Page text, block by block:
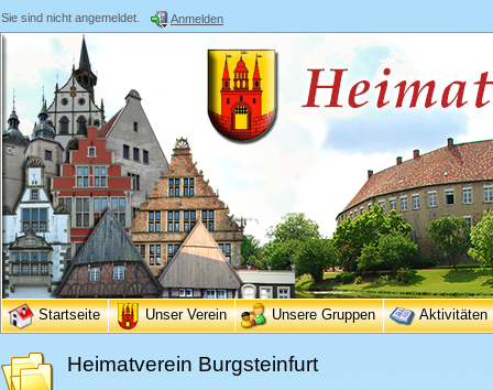
Sie sind nicht angemeldet. Anmelden
Startseite Unser Verein Unsere Gruppen Aktivitäten
Heimatverein Burgsteinfurt